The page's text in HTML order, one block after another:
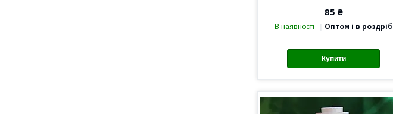
85 ₴
В наявності Оптом і в роздріб
Купити